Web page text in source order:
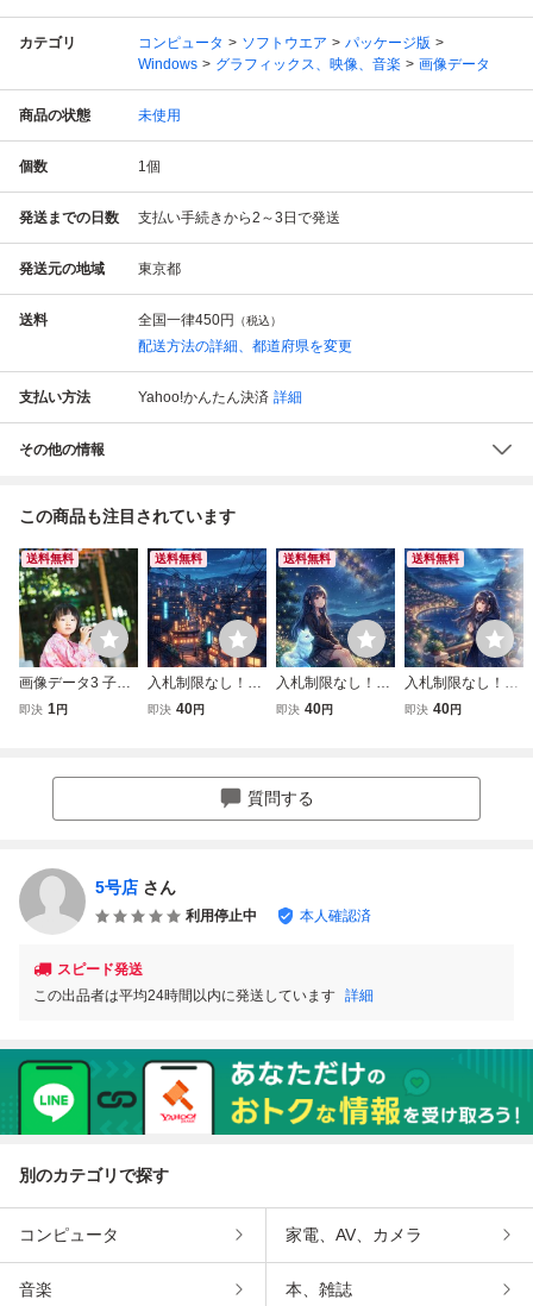
カテゴリ コンピュータ ソフトウエア
パッケージ版
Windows
グラフィックス、映像、音楽 画像データ
商品の状態 未使用
個数 1個
発送までの日数 支払い手続きから2～3日で発送
発送元の地域 東京都
送料 全国一律450円 （税込）
配送方法の詳細、都道府県を変更
支払い方法 Yahoo!かんたん決済 詳細
その他の情報
この商品も注目されています
送料無料
画像データ3 子ど
も 相互評価 1円 即
即決 1円
送料無料
入札制限なし！！
複数あり！スマ
データ 相互評
価 フリー画像
即決 40円
送料無料
入札制限なし！！
複数あり！ スマ
星空 夜景 画像デ
ータ 相互評価
即決 40円
送料無料
入札制限なし！！
複数あり！スマ
即決 40円
質問する
5号店 さん
利用停止中 本人確認済
スピード発送
この出品者は平均24時間以内に発送しています 詳細
別のカテゴリで探す
コンピュータ 家電、AV、カメラ
音楽 本、雑誌